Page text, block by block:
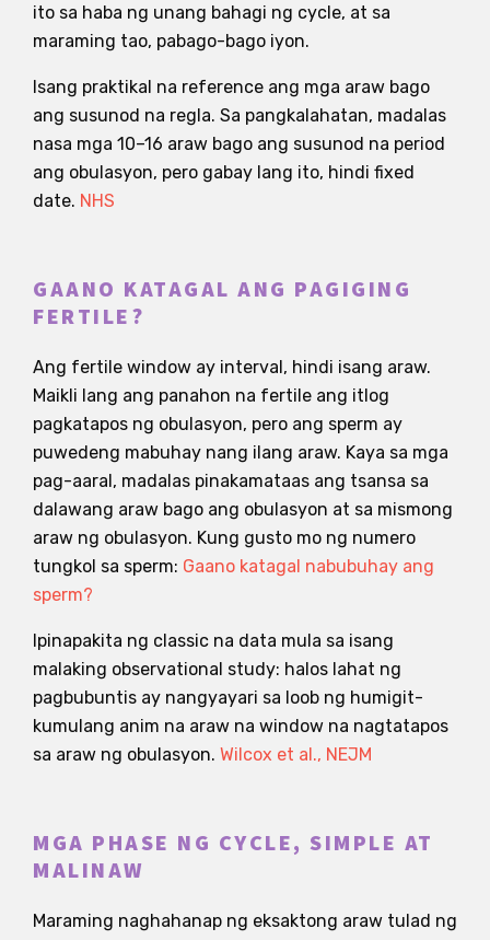
ito sa haba ng unang bahagi ng cycle, at sa
maraming tao, pabago-bago iyon.
Isang praktikal na reference ang mga araw bago
ang susunod na regla. Sa pangkalahatan, madalas
nasa mga 10–16 araw bago ang susunod na period
ang obulasyon, pero gabay lang ito, hindi fixed
date. NHS
GAANO KATAGAL ANG PAGIGING
FERTILE?
Ang fertile window ay interval, hindi isang araw.
Maikli lang ang panahon na fertile ang itlog
pagkatapos ng obulasyon, pero ang sperm ay
puwedeng mabuhay nang ilang araw. Kaya sa mga
pag-aaral, madalas pinakamataas ang tsansa sa
dalawang araw bago ang obulasyon at sa mismong
araw ng obulasyon. Kung gusto mo ng numero
tungkol sa sperm: Gaano katagal nabubuhay ang
sperm?
Ipinapakita ng classic na data mula sa isang
malaking observational study: halos lahat ng
pagbubuntis ay nangyayari sa loob ng humigit-
kumulang anim na araw na window na nagtatapos
sa araw ng obulasyon. Wilcox et al., NEJM
MGA PHASE NG CYCLE, SIMPLE AT
MALINAW
Maraming naghahanap ng eksaktong araw tulad ng